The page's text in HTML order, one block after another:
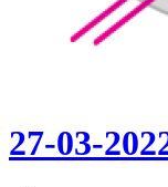
27-03-